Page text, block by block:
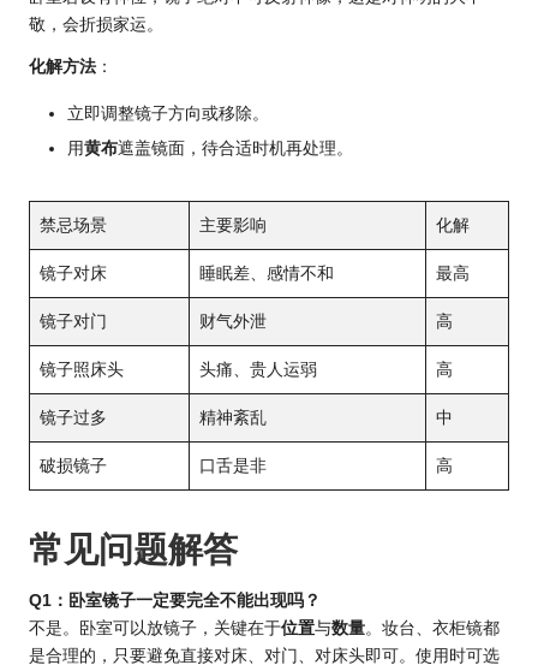
敬，会折损家运。
化解方法 ：
立即调整镜子方向或移除。
用黄布遮盖镜面，待合适时机再处理。
禁忌场景 主要影响 化解
镜子对床 睡眠差、感情不和 最高
镜子对门 财气外泄 高
镜子照床头 头痛、贵人运弱 高
镜子过多 精神紊乱 中
破损镜子 口舌是非 高
常见问题解答
Q1：卧室镜子一定要完全不能出现吗？
不是。卧室可以放镜子，关键在于位置与数量。妆台、衣柜镜都
是合理的，只要避免直接对床、对门、对床头即可。使用时可选